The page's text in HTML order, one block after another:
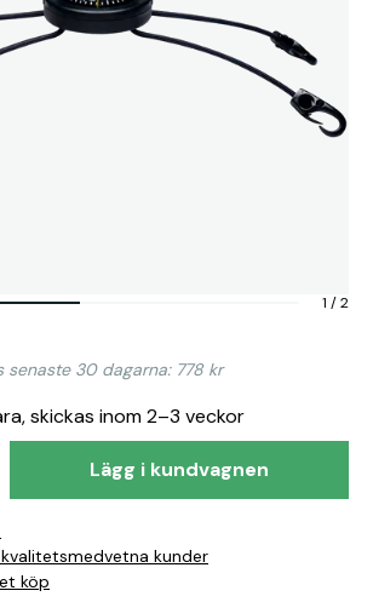
1 /2
senaste 30 dagarna: 778 kr
skickas inom 2–3 veckor
Lägg i kundvagnen
kunder
köp